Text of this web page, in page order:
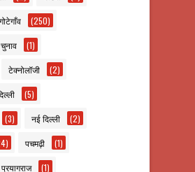
गोटेगाँव (250)
चुनाव (1)
टेक्नोलॉजी (2)
(5)
(3) नई दिल्ली (2)
पचमढ़ी (1)
प्रयागराज (1)